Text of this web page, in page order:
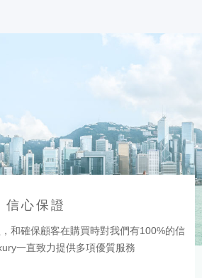
信心保證
和確保顧客在購買時對我們有100%的信
一直致力提供多項優質服務